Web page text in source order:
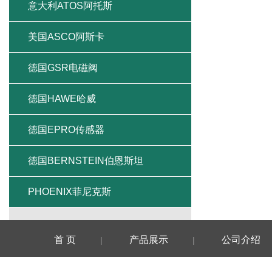
意大利ATOS阿托斯
美国ASCO阿斯卡
德国GSR电磁阀
德国HAWE哈威
德国EPRO传感器
德国BERNSTEIN伯恩斯坦
PHOENIX菲尼克斯
首 页 | 产品展示 | 公司介绍